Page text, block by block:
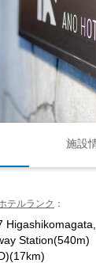
施設
テルランク
Station(540m)